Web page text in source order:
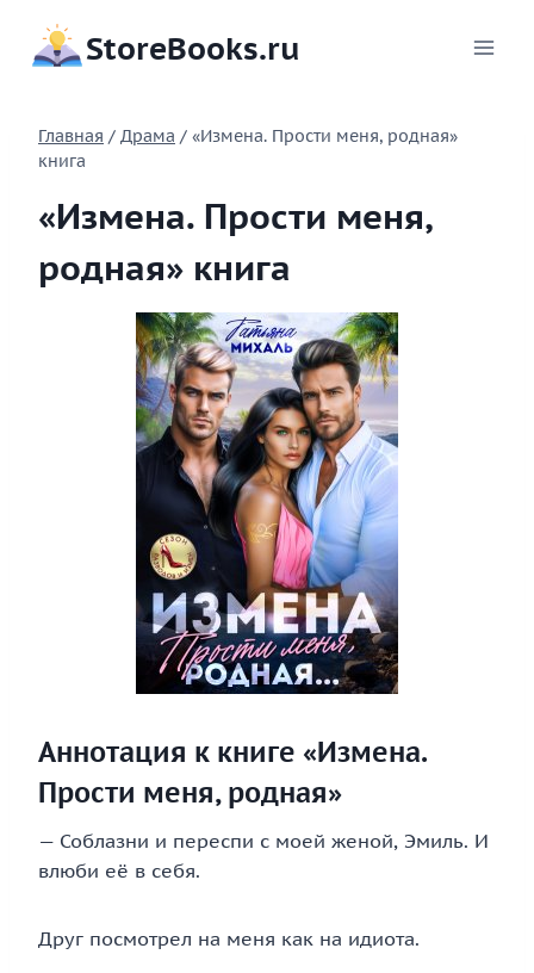
содержимому
StoreBooks.ru
Главная / Драма / «Измена. Прости меня, родная»
книга
«Измена. Прости меня,
родная» книга
Аннотация к книге «Измена.
Прости меня, родная»
— Соблазни и переспи с моей женой, Эмиль. И
влюби её в себя.
Друг посмотрел на меня как на идиота.